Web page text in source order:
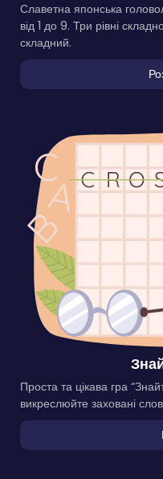
Славетна японська
від 1 до 9. Три рівні
складний.
Проста та цікава гра
викреслюйте заховані